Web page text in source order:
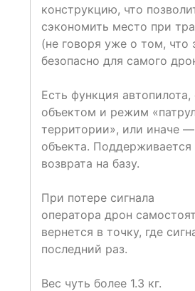
конструкцию, что
сэкономить место при
(не говоря уже о том, что
безопасно для самого
Есть функция автопилота,
объектом и режим
территории», или иначе
объекта. Поддерживается
возврата на базу.
При потере сигнала
оператора дрон
вернется в точку, где
последний раз.
Вес чуть более 1.3 кг.